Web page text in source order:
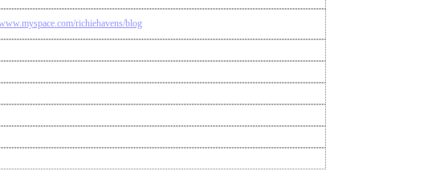
richiehavens/blog